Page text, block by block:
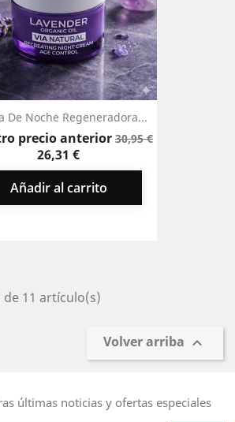
De Noche Regeneradora...
precio anteriorPrecio
30,95 €Precio
26,31 €
Añadir al carrito
11 artículo(s)
Volver arriba 
últimas noticias y ofertas especiales